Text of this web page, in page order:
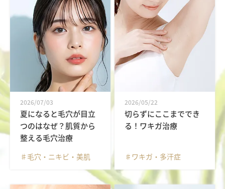
2026/07/03
夏になると毛穴が目立
つのはなぜ？肌質から
整える毛穴治療
♯毛穴・ニキビ・美肌
2026/05/22
切らずにここまででき
る！ワキガ治療
♯ワキガ・多汗症